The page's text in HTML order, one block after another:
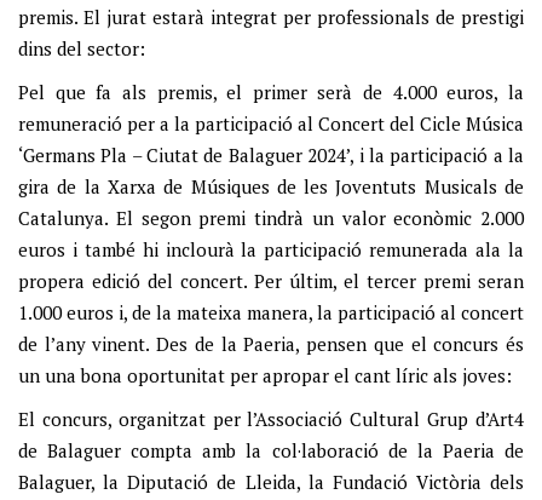
premis. El jurat estarà integrat per professionals de prestigi
dins del sector:
Pel que fa als premis, el primer serà de 4.000 euros, la
remuneració per a la participació al Concert del Cicle Música
‘Germans Pla – Ciutat de Balaguer 2024’, i la participació a la
gira de la Xarxa de Músiques de les Joventuts Musicals de
Catalunya. El segon premi tindrà un valor econòmic 2.000
euros i també hi inclourà la participació remunerada ala la
propera edició del concert. Per últim, el tercer premi seran
1.000 euros i, de la mateixa manera, la participació al concert
de l’any vinent. Des de la Paeria, pensen que el concurs és
un una bona oportunitat per apropar el cant líric als joves:
El concurs, organitzat per l’Associació Cultural Grup d’Art4
de Balaguer compta amb la col·laboració de la Paeria de
Balaguer, la Diputació de Lleida, la Fundació Victòria dels